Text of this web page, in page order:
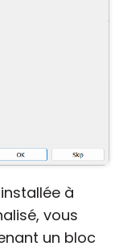
à
vous
un bloc